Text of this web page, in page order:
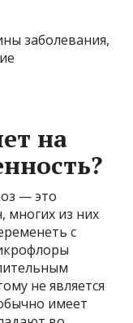
на
— это
многих из них
с
не является
имеет